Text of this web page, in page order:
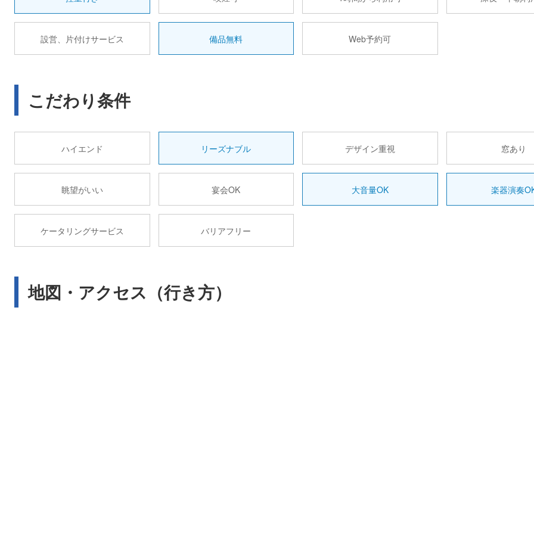
設営、片付けサービス 備品無料 Web予約可
こだわり条件
ハイエンド リーズナブル デザイン重視 窓あり
眺望がいい 宴会OK 大音量OK 楽器演奏
ケータリングサービス バリアフリー
地図・アクセス（行き方）